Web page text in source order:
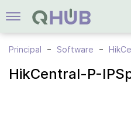
Principal Software
HikCentral-P-